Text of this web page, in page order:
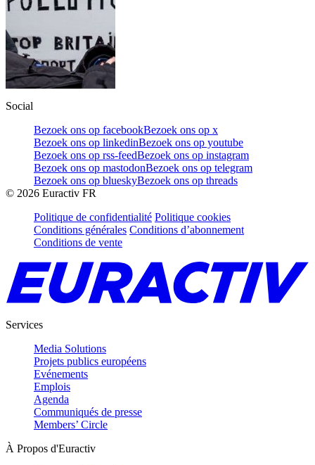
Social
Bezoek ons op facebookBezoek ons op x
Bezoek ons op linkedinBezoek ons op youtube
Bezoek ons op rss-feedBezoek ons op instagram
Bezoek ons op mastodonBezoek ons op telegram
Bezoek ons op blueskyBezoek ons op threads
© 2026 Euractiv FR
Politique de confidentialité Politique cookies
Conditions générales Conditions d’abonnement
Conditions de vente
Services
Media Solutions
Projets publics européens
Evénements
Emplois
Agenda
Communiqués de presse
Members’ Circle
À Propos d'Euractiv